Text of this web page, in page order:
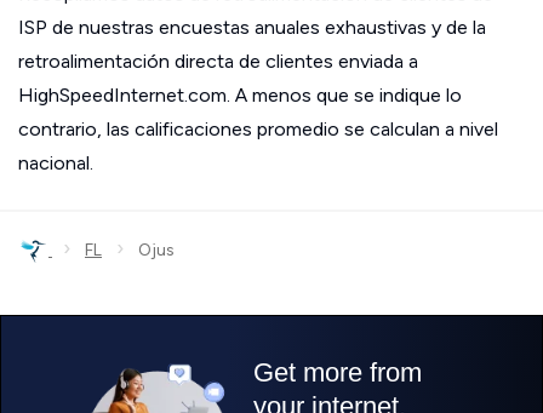
ISP de nuestras encuestas anuales exhaustivas y de la
retroalimentación directa de clientes enviada a
HighSpeedInternet.com. A menos que se indique lo
contrario, las calificaciones promedio se calculan a nivel
nacional.
› FL › Ojus